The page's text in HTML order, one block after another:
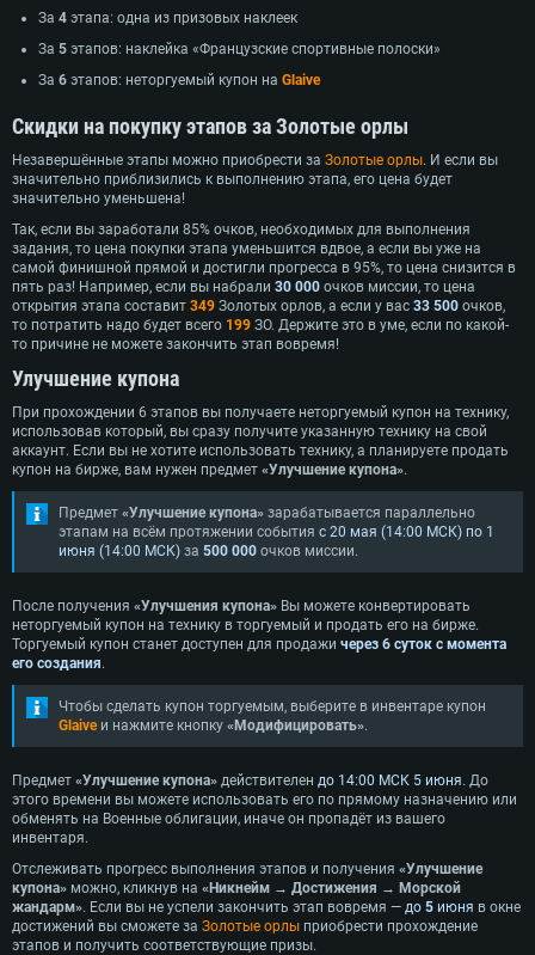
За 4 этапа: одна из призовых наклеек
За 5 этапов: наклейка «Французские спортивные полоски»
За 6 этапов: неторгуемый купон на Glaive
Скидки на покупку этапов за Золотые орлы
Незавершённые этапы можно приобрести за Золотые орлы. И если вы
значительно приблизились к выполнению этапа, его цена будет
значительно уменьшена!
Так, если вы заработали 85% очков, необходимых для выполнения
задания, то цена покупки этапа уменьшится вдвое, а если вы уже на
самой финишной прямой и достигли прогресса в 95%, то цена снизится в
пять раз! Например, если вы набрали 30 000 очков миссии, то цена
открытия этапа составит 349 Золотых орлов, а если у вас 33 500 очков,
то потратить надо будет всего 199 ЗО. Держите это в уме, если по какой-
то причине не можете закончить этап вовремя!
Улучшение купона
При прохождении 6 этапов вы получаете неторгуемый купон на технику,
использовав который, вы сразу получите указанную технику на свой
аккаунт. Если вы не хотите использовать технику, а планируете продать
купон на бирже, вам нужен предмет «Улучшение купона».
Предмет «Улучшение купона» зарабатывается параллельно
этапам на всём протяжении события с 20 мая (14:00 МСК) по 1
июня (14:00 МСК) за 500 000 очков миссии.
После получения «Улучшения купона» Вы можете конвертировать
неторгуемый купон на технику в торгуемый и продать его на бирже.
Торгуемый купон станет доступен для продажи через 6 суток с момента
его создания.
Чтобы сделать купон торгуемым, выберите в инвентаре купон
Glaiveи нажмите кнопку «Модифицировать».
Предмет «Улучшение купона» действителен до 14:00 МСК 5 июня. До
этого времени вы можете использовать его по прямому назначению или
обменять на Военные облигации, иначе он пропадёт из вашего
инвентаря.
Отслеживать прогресс выполнения этапов и получения «Улучшение
купона» можно, кликнув на «Никнейм → Достижения → Морской
жандарм». Если вы не успели закончить этап вовремя — до 5 июня в окне
достижений вы сможете за Золотые орлы приобрести прохождение
этапов и получить соответствующие призы.